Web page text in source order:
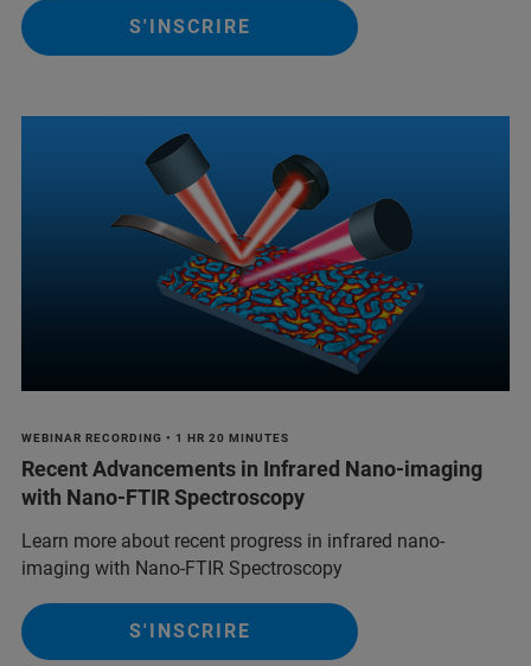
S'INSCRIRE
WEBINAR RECORDING • 1 HR 20 MINUTES
Recent Advancements in Infrared Nano-imaging
with Nano-FTIR Spectroscopy
Learn more about recent progress in infrared nano-
imaging with Nano-FTIR Spectroscopy
S'INSCRIRE